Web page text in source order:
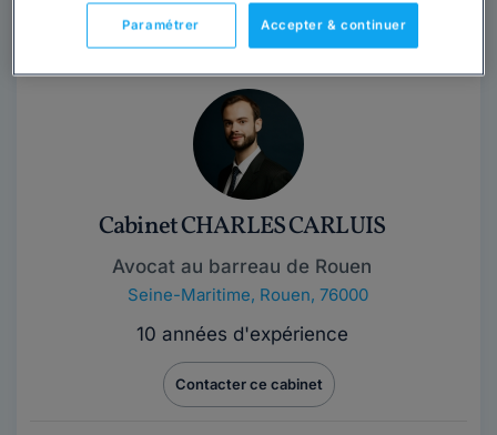
Trouver un avocat
Cabinet CHARLES CARLUIS
Avocat au barreau de Rouen
Seine-Maritime, Rouen, 76000
10 années d'expérience
Contacter ce cabinet
Accepter & continuer
Paramétrer